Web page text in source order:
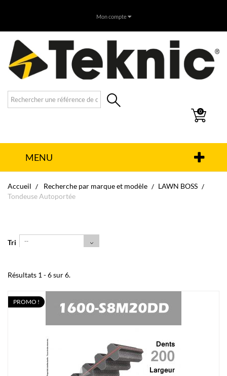
Mon compte
0
MENU
Accueil Recherche par marque et modèle
LAWN BOSS
Tondeuse Autoportée
Tri --
Résultats 1 - 6 sur 6.
PROMO !